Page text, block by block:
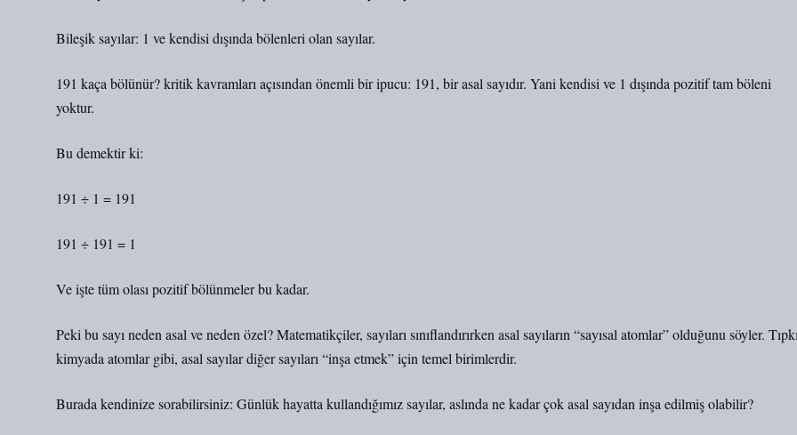
Bileşik sayılar: 1 ve kendisi dışında bölenleri olan sayılar.
191 kaça bölünür? kritik kavramları açısından önemli bir ipucu: 191, bir asal sayıdır. Yani kendisi ve 1 dışında pozitif tam böleni
yoktur.
Bu demektir ki:
191 ÷ 1 = 191
191 ÷ 191 = 1
Ve işte tüm olası pozitif bölünmeler bu kadar.
Peki bu sayı neden asal ve neden özel? Matematikçiler, sayıları sınıflandırırken asal sayıların “sayısal atomlar” olduğunu söyler.
kimyada atomlar gibi, asal sayılar diğer sayıları “inşa etmek” için temel birimlerdir.
Burada kendinize sorabilirsiniz: Günlük hayatta kullandığımız sayılar, aslında ne kadar çok asal sayıdan inşa edilmiş olabilir?